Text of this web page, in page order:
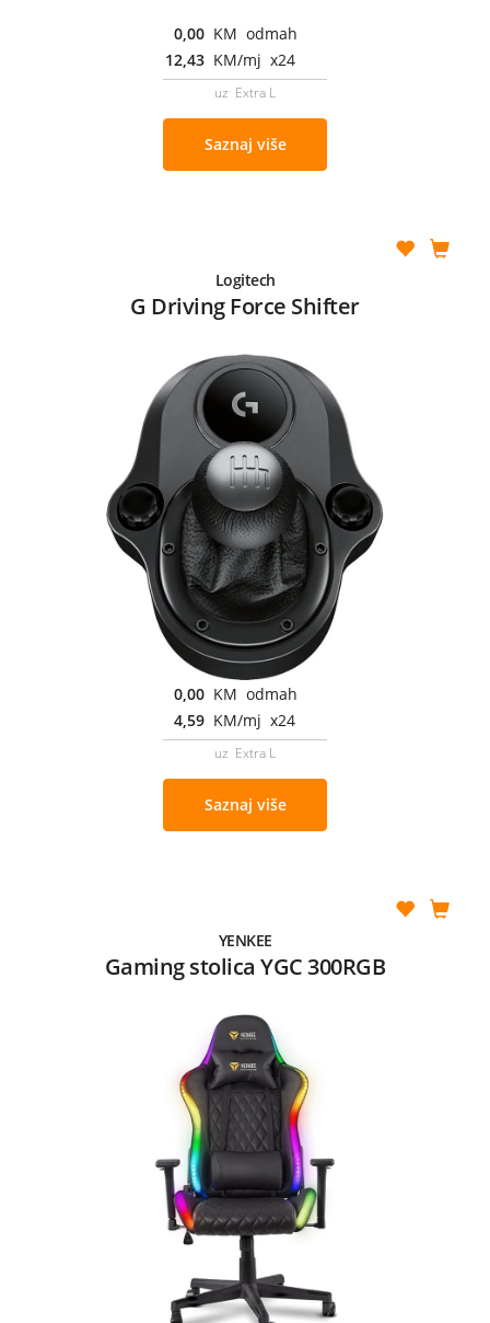
0,00 KM odmah
12,43 KM/mj x24
uz Extra L
Saznaj više
Logitech
G Driving Force Shifter
0,00 KM odmah
4,59 KM/mj x24
uz Extra L
Saznaj više
YENKEE
Gaming stolica YGC 300RGB